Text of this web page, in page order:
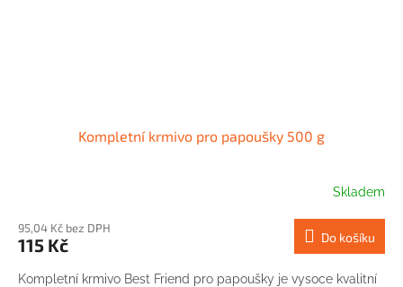
Kompletní krmivo pro papoušky 500 g
Skladem
95,04 Kč bez DPH
115 Kč Do košíku
Kompletní krmivo Best Friend pro papoušky je vysoce kvalitní